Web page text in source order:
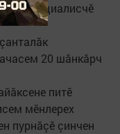
специалисчӗ
20 шăнкăрч
питӗ
мӗнлерех
пурнăçӗ çинчен